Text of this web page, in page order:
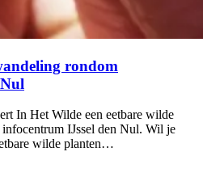
rondom
In Het Wilde een eetbare wilde
IJssel den Nul. Wil je
wilde planten…